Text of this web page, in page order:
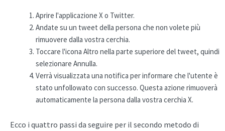
Aprire l'applicazione X o Twitter.
Andate su un tweet della persona che non volete più
rimuovere dalla vostra cerchia.
Toccare l'icona Altro nella parte superiore del tweet, quindi
selezionare Annulla.
Verrà visualizzata una notifica per informare che l'utente è
stato unfollowato con successo. Questa azione rimuoverà
automaticamente la persona dalla vostra cerchia X.
Ecco i quattro passi da seguire per il secondo metodo di